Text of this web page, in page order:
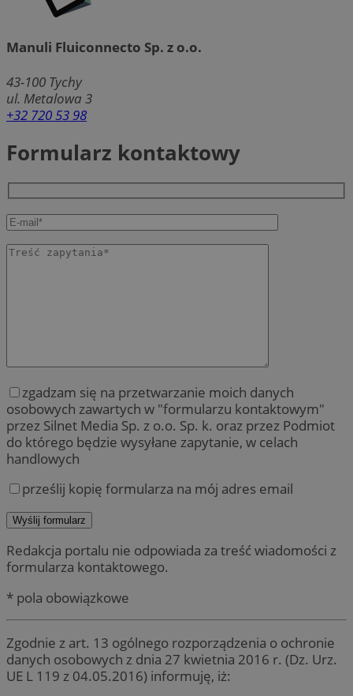
Manuli Fluiconnecto Sp. z o.o.
43-100 Tychy
ul. Metalowa 3
+32 720 53 98
Formularz kontaktowy
zgadzam się na przetwarzanie moich danych
osobowych zawartych w "formularzu kontaktowym"
przez Silnet Media Sp. z o.o. Sp. k. oraz przez Podmiot
do którego będzie wysyłane zapytanie, w celach
handlowych
prześlij kopię formularza na mój adres email
Redakcja portalu nie odpowiada za treść wiadomości z
formularza kontaktowego.
* pola obowiązkowe
Zgodnie z art. 13 ogólnego rozporządzenia o ochronie
danych osobowych z dnia 27 kwietnia 2016 r. (Dz. Urz.
UE L 119 z 04.05.2016) informuję, iż: